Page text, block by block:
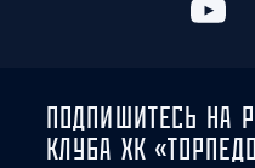
ПОДПИШИТЕСЬ НА
КЛУБА ХК